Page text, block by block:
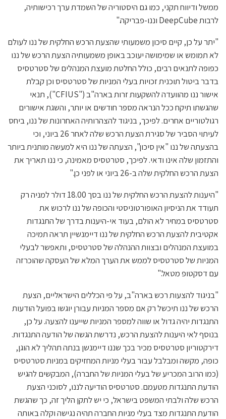
ממשל ודיווח תקני, כמו גם היסטוריה של השמדת ערך רכישותיה,
לרבות DeepCube וננו-פבריקה."
"יתר על כן, קיים סיכון משמעותי שהצעת הרכש החלקית של ננו לעולם
לא תמומש או שמימושה יעוכב באופן משמעותיה הצעת הרכש של ננו
כפופה לתנאים רבים, כולל החלטת מועצת המנהלים של סטרטסיס
בדבר ביטול תוכנית זכויות בעלי המניות של סטרטסיס וכן קבלת
אישור ננו מהוועדה להשקעות זרות בארה"ב ("CFIUS"), תנאי
שהגשתו תיקח ככל הנראה מספר חודשים או יותר, והשגת אישורים
רגולטוריים אחרים. לפיכך, בניגוד להצהרותיה האחרונות של ננו, ביחס
לעיתוי הסביר של סגירת הצעת הרכש שלה לאחר 26 ביוני, וכי
בהצעתה של ננו "אין סיכון", הצעתה של ננו היא למעשה מותנית ביותר
והתזמון שלה אינו ודאי. לפיכך, סטרטסיס מאמינה, כי ננו תאריך את
הצעת הרכש החלקית שלה ב-26 ביוני או לפני כן."
"היענות להצעת הרכש החלקית של ננו בסך 18.00 דולר למניה רק ​​
תעודד את הניסיון האופורטוניסטי והכופה של ננו לרכוש את
סטרטסיס במחיר לא הולם, בעוד אי-היענות בדרך של התנגדות
אקטיבית להצעת הרכש החלקית של ננו דיימנשיין תראה תמיכה
במועצת המנהלים ובצוות ההנהלה של סטרטסיס, ותאפשר לבעלי
המניות של סטרטסיס לממש את הערך המלא של העסקה שהוכרזה
עם דסקטופ מטאל."
"בניגוד להצעות רכש בארה"ב, על פי הכללים הישראליים, הצעת
הרכש של ננו תיכשל רק אם מספר המניות עבורן יוגשו בפועל הודעות
התנגדות יהיה גדול או שווה למספר המניות שייענו להצעה. על כן,
בנוסף לאי היענות להצעת הרכש, נדרשת הגשה של הודעה התנגדות.
דירקטוריון סטרטסיס מכיר בכך שננו דיימנשן בנתה תהליך לא הוגן,
כופה, מקשה ומבלבל עבור בעלי מניות המחזיקים במניות סטרטסיס
(כמו הרוב המכריע של בעלי המניות של החברה), המבקשים להגיש
הודעת התנגדות מטעמם. סטרטסיס הודיעה לננו, לסוכני הצעת
הרכש שלה ולבתי המשפט בישראל, כי יש לתקן הליך זה, כך שהגשת
הודעת התנגדות מצד בעלי מניות החברה תהיה נגישה וקלה באותה